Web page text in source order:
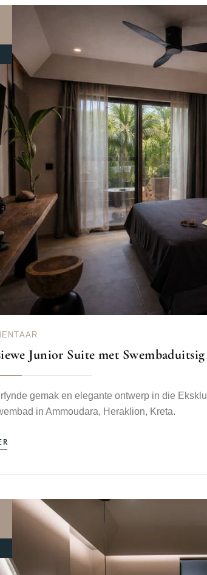
Junior Suite met Swembaduitsig
gemak en elegante ontwerp in die
in Ammoudara, Heraklion, Kreta.